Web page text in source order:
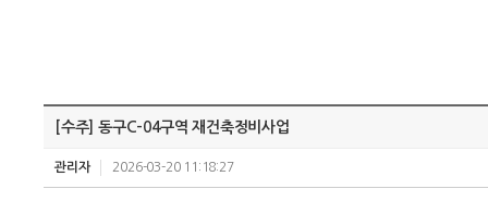
[수주] 동구C-04구역 재건축정비사업
관리자 2026-03-20 11:18:27